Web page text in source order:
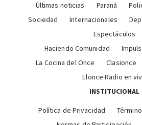
Últimas noticias Paraná
Sociedad
Internacionales
Espectáculos
Haciendo Comunidad
La Cocina del Once
Clasionce
Elonce Radio en
INSTITUCIONAL
Política de Privacidad